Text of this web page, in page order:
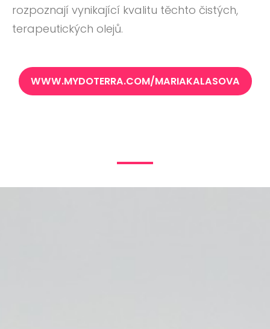
rozpoznají vynikající kvalitu těchto čistých,
terapeutických olejů.
WWW.MYDOTERRA.COM/MARIAKALASOVA